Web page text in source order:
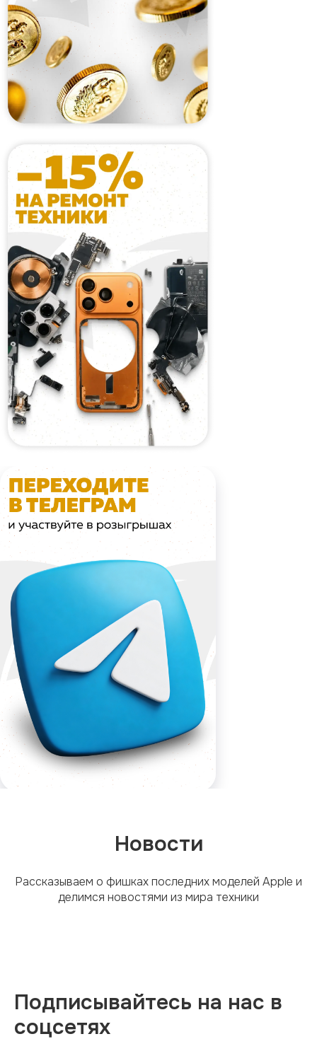
Новости
Рассказываем о фишках последних моделей Apple и
делимся новостями из мира техники
Подписывайтесь на нас в
соцсетях